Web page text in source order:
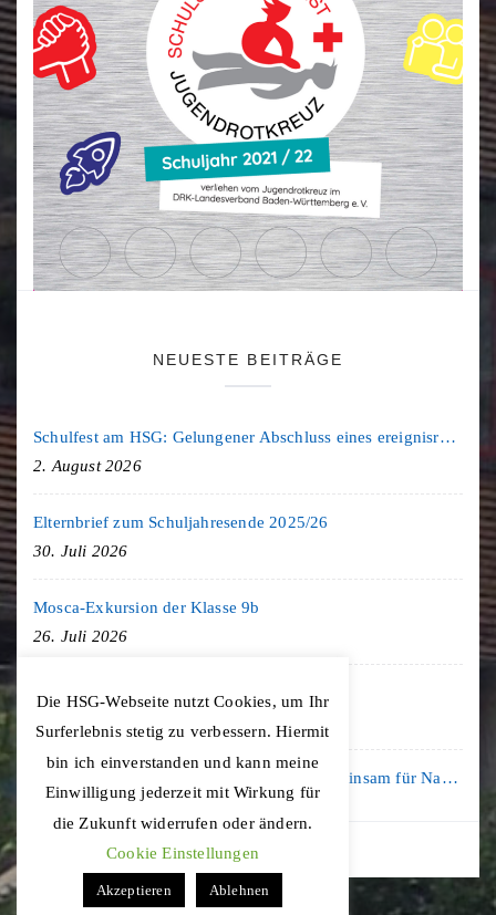
NEUESTE BEITRÄGE
Schulfest am HSG: Gelungener Abschluss eines ereignisreichen Schuljahres
2. August 2026
Elternbrief zum Schuljahresende 2025/26
30. Juli 2026
Mosca-Exkursion der Klasse 9b
26. Juli 2026
Freiburg-Exkursion des Geschichte LK
Kooperation mit der KLIMA ARENA: Gemeinsam für Nachhaltigkeit und Klimaschutz
16. Juli 2026
Die HSG-Webseite nutzt Cookies, um Ihr
Surferlebnis stetig zu verbessern. Hiermit
bin ich einverstanden und kann meine
Einwilligung jederzeit mit Wirkung für
die Zukunft widerrufen oder ändern.
Cookie Einstellungen
Akzeptieren Ablehnen